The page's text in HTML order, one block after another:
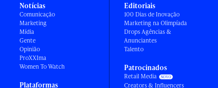
Notícias
Comunicação
Marketing
Mídia
Gente
Opinião
ProXXIma
Women To Watch
Plataformas
Editoriais
100 Dias de Inovação
Marketing na Olimpíada
Drops Agências &
Anunciantes
Talento
Patrocinados
Retail Media
Creators & Influencers